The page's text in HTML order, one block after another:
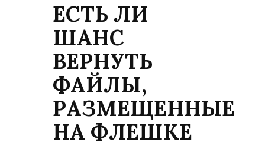
ЕСТЬ ЛИ
ШАНС
ВЕРНУТЬ
ФАЙЛЫ,
РАЗМЕЩЕННЫЕ
НА ФЛЕШКЕ